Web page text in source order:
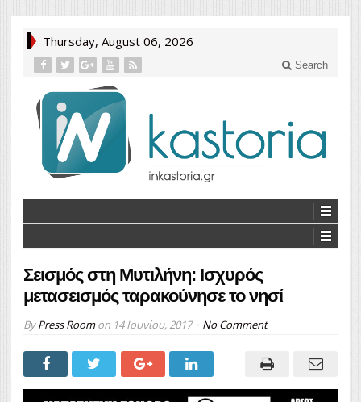
Thursday, August 06, 2026
Search
Σεισμός στη Μυτιλήνη: Ισχυρός
μετασεισμός ταρακούνησε το νησί
ByPress Roomon 14 Ιουνίου, 2017 No Comment